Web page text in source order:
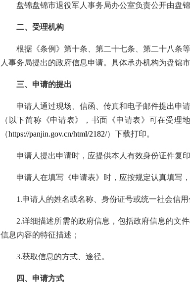
盘锦盘锦市退役军人事务局办公室负责公开由盘
二、受理机构
根据《条例》第十条、第二十七条、第二十八条
人事务局提出的政府信息申请。具体承办机构为盘锦
三、申请的提出
申请人通过现场、信函、传真和电子邮件提出申
（以下简称《申请表》，书面《申请表》可在受理
（https://panjin.gov.cn/html/2182/）下载打印。
申请人提出申请时，应提供本人有效身份证件复
申请人在填写《申请表》时，应按规定认真填写
1.申请人的姓名或名称、身份证号或统一社会信用
2.详细描述所需的政府信息，包括政府信息的文
信息内容的特征描述；
3.获取信息的方式、途径。
四、申请方式